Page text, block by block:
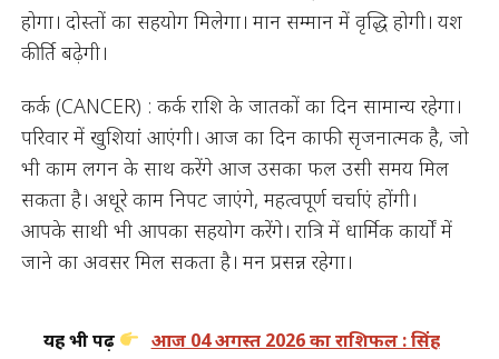
होगा। दोस्तों का सहयोग मिलेगा। मान सम्मान में वृद्धि होगी। यश
कीर्ति बढ़ेगी।
कर्क (CANCER) : कर्क राशि के जातकों का दिन सामान्य रहेगा।
परिवार में खुशियां आएंगी। आज का दिन काफी सृजनात्मक है, जो
भी काम लगन के साथ करेंगे आज उसका फल उसी समय मिल
सकता है। अधूरे काम निपट जाएंगे, महत्वपूर्ण चर्चाएं होंगी।
आपके साथी भी आपका सहयोग करेंगे। रात्रि में धार्मिक कार्यों में
जाने का अवसर मिल सकता है। मन प्रसन्न रहेगा।
यह भी पढ़ें
आज 04 अगस्त 2026 का राशिफल : सिंह